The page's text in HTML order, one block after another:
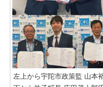
左上から宇陀市政策監 山本